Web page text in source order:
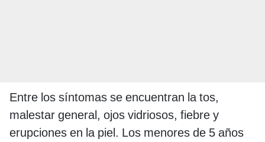
Entre los síntomas se encuentran la tos,
malestar general, ojos vidriosos, fiebre y
erupciones en la piel. Los menores de 5 años